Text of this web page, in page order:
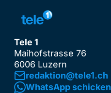
Tele 1
Maihofstrasse 76
6006 Luzern
redaktion@tele1.ch
WhatsApp schicken